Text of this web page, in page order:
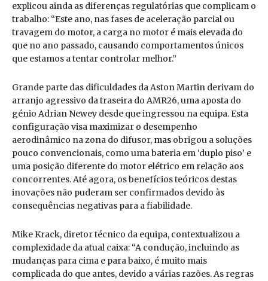
explicou ainda as diferenças regulatórias que complicam o
trabalho: “Este ano, nas fases de aceleração parcial ou
travagem do motor, a carga no motor é mais elevada do
que no ano passado, causando comportamentos únicos
que estamos a tentar controlar melhor.”
Grande parte das dificuldades da Aston Martin derivam do
arranjo agressivo da traseira do AMR26, uma aposta do
génio Adrian Newey desde que ingressou na equipa. Esta
configuração visa maximizar o desempenho
aerodinâmico na zona do difusor, mas obrigou a soluções
pouco convencionais, como uma bateria em ‘duplo piso’ e
uma posição diferente do motor elétrico em relação aos
concorrentes. Até agora, os benefícios teóricos destas
inovações não puderam ser confirmados devido às
consequências negativas para a fiabilidade.
Mike Krack, diretor técnico da equipa, contextualizou a
complexidade da atual caixa: “A condução, incluindo as
mudanças para cima e para baixo, é muito mais
complicada do que antes, devido a várias razões. As regras